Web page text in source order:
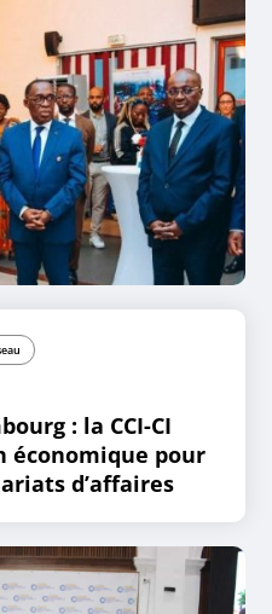
: la CCI-CI
économique pour
d’affaires